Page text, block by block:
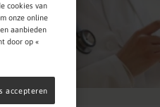
cookies van
onze online
aanbieden
door op «
accepteren